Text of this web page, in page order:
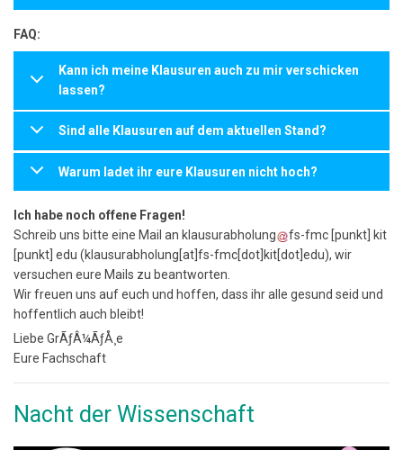
FAQ:
Kann ich meine Klausuren auch zu mir verschicken
lassen?
Sind alle Klausuren auf dem aktuellen Stand?
Warum ladet ihr eure Klausuren nicht hoch?
Ich habe noch offene Fragen!
Schreib uns bitte eine Mail an klausurabholung fs-fmc [punkt] kit
[punkt] edu (klausurabholung[at]fs-fmc[dot]kit[dot]edu), wir
versuchen eure Mails zu beantworten.
Wir freuen uns auf euch und hoffen, dass ihr alle gesund seid und
hoffentlich auch bleibt!
Liebe GrÃƒÂ¼ÃƒÅ¸e
Eure Fachschaft
Nacht der Wissenschaft